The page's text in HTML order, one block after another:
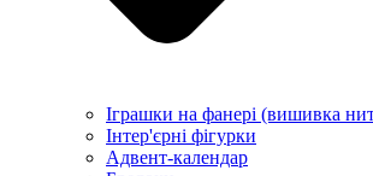
Іграшки на фанері (вишивка
Інтер'єрні фігурки
Адвент-календар